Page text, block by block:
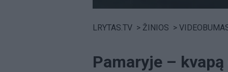
LRYTAS.TV > ŽINIOS >
Pamaryje –